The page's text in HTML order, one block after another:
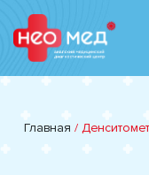
Главная /